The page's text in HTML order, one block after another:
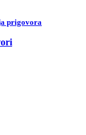
prigovora